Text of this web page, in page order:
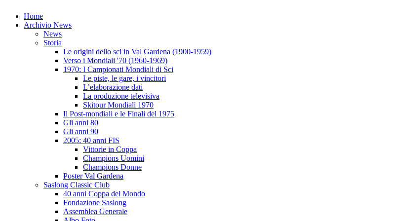
Home
Archivio News
News
Storia
Le origini dello sci in Val Gardena (1900-1959)
Verso i Mondiali '70 (1960-1969)
1970: I Campionati Mondiali di Sci
Le piste, le gare, i vincitori
L’elaborazione dati
La produzione televisiva
Skitour Mondiali 1970
Il Post-mondiali e le Finali del 1975
Gli anni 80
Gli anni 90
2005: 40 anni FIS
Vittorie in Coppa
Champions Uomini
Champions Donne
Poster Val Gardena
Saslong Classic Club
40 anni Coppa del Mondo
Fondazione Saslong
Assemblea Generale